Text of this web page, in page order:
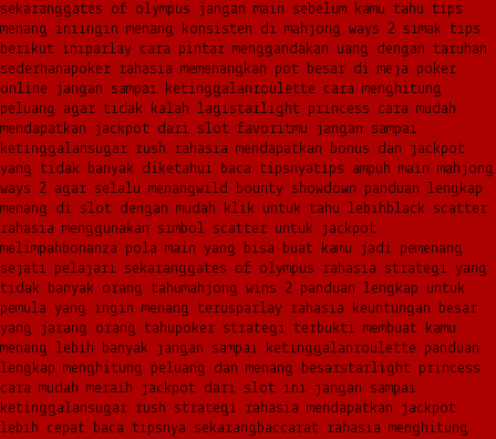
sekaranggates of olympus jangan main sebelum kamu tahu tips
menang iniingin menang konsisten di mahjong ways 2 simak tips
berikut iniparlay cara pintar menggandakan uang dengan taruhan
sederhanapoker rahasia memenangkan pot besar di meja poker
online jangan sampai ketinggalanroulette cara menghitung
peluang agar tidak kalah lagistarlight princess cara mudah
mendapatkan jackpot dari slot favoritmu jangan sampai
ketinggalansugar rush rahasia mendapatkan bonus dan jackpot
yang tidak banyak diketahui baca tipsnyatips ampuh main mahjong
ways 2 agar selalu menangwild bounty showdown panduan lengkap
menang di slot dengan mudah klik untuk tahu lebihblack scatter
rahasia menggunakan simbol scatter untuk jackpot
melimpahbonanza pola main yang bisa buat kamu jadi pemenang
sejati pelajari sekaranggates of olympus rahasia strategi yang
tidak banyak orang tahumahjong wins 2 panduan lengkap untuk
pemula yang ingin menang terusparlay rahasia keuntungan besar
yang jarang orang tahupoker strategi terbukti membuat kamu
menang lebih banyak jangan sampai ketinggalanroulette panduan
lengkap menghitung peluang dan menang besarstarlight princess
cara mudah meraih jackpot dari slot ini jangan sampai
ketinggalansugar rush strategi rahasia mendapatkan jackpot
lebih cepat baca tipsnya sekarangbaccarat rahasia menghitung